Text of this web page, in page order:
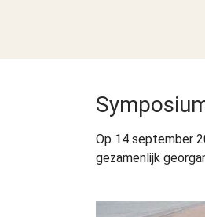
Op 14 september
gezamenlijk
Show larger version